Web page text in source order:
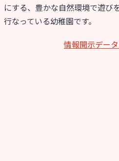
にする、豊かな自然環境で遊び
行なっている幼稚園です。
情報開⽰デー
教職員募集
園のこと